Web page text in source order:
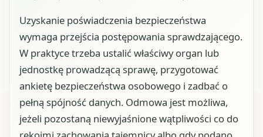
Uzyskanie poświadczenia bezpieczeństwa
wymaga przejścia postępowania sprawdzającego.
W praktyce trzeba ustalić właściwy organ lub
jednostkę prowadzącą sprawę, przygotować
ankietę bezpieczeństwa osobowego i zadbać o
pełną spójność danych. Odmowa jest możliwa,
jeżeli pozostaną niewyjaśnione wątpliwości co do